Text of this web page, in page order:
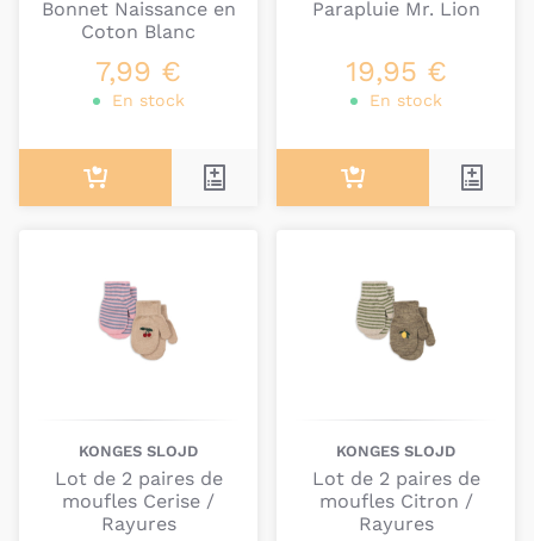
meilleurs matériaux pour assurer une protection
un confort à toute épreuve, que ce soit le chaud,
ou le froid.
Des matériaux de qualité qui
grandissent avec vos enfants
bébé numéro 2, ou même à celui de vos amis, ou
voisins, ou même à quelqu'un à qui vous en ferez
profiter en seconde main.
sans perdre de leur qualité et de leur beauté.
Bonnet Naissance en
Coton Blanc
7,99 €
En stock
Parapluie Mr. Lion
19,95 €
En stock
KONGES SLOJD
Lot de 2 paires de
moufles Cerise /
Rayures
KONGES SLOJD
Lot de 2 paires de
moufles Citron /
Rayures